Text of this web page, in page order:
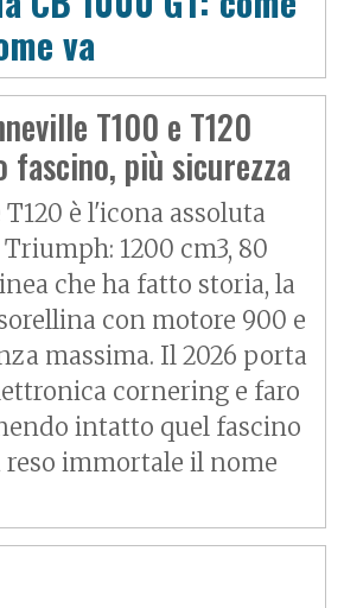
va
T100 e T120
fascino, più sicurezza
T120 è l'icona assoluta
1200 cm3, 80
che ha fatto storia, la
con motore 900 e
massima. Il 2026 porta
cornering e faro
intatto quel fascino
immortale il nome